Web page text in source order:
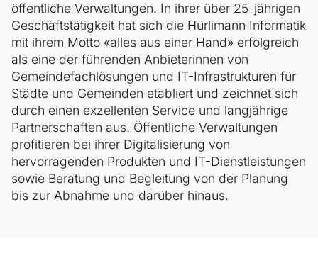
öffentliche Verwaltungen. In ihrer über 25-jährigen
Geschäftstätigkeit hat sich die Hürlimann Informatik
mit ihrem Motto «alles aus einer Hand» erfolgreich
als eine der führenden Anbieterinnen von
Gemeindefachlösungen und IT-Infrastrukturen für
Städte und Gemeinden etabliert und zeichnet sich
durch einen exzellenten Service und langjährige
Partnerschaften aus. Öffentliche Verwaltungen
profitieren bei ihrer Digitalisierung von
hervorragenden Produkten und IT-Dienstleistungen
sowie Beratung und Begleitung von der Planung
bis zur Abnahme und darüber hinaus.